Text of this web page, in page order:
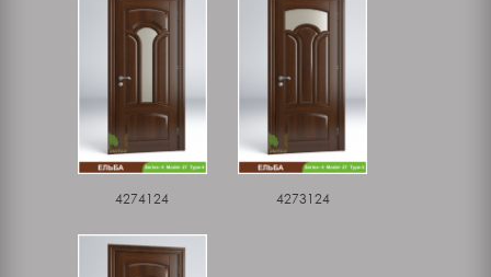
4274124 4273124